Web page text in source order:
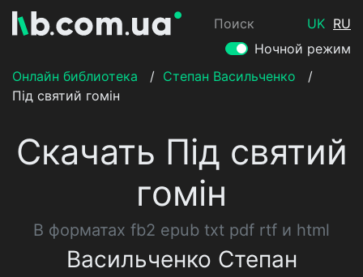
Поиск UK RU
Ночной режим
Онлайн библиотека
/ Степан Васильченко
/
Під святий гомін
Скачать Під святий
гомін
В форматах fb2 epub txt pdf rtf и html
Васильченко Степан